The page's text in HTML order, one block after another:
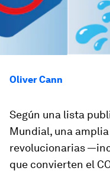
Oliver Cann
Según una lista
Mundial, una
revolucionarias
que convierten el